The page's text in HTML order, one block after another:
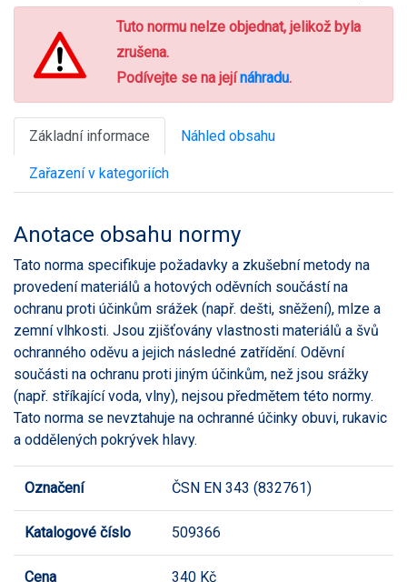
Tuto normu nelze objednat, jelikož byla
zrušena.
Podívejte se na jejínáhradu.
Základní informace Náhled obsahu
Zařazení v kategoriích
Anotace obsahu normy
Tato norma specifikuje požadavky a zkušební metody na
provedení materiálů a hotových oděvních součástí na
ochranu proti účinkům srážek (např. dešti, sněžení), mlze a
zemní vlhkosti. Jsou zjišťovány vlastnosti materiálů a švů
ochranného oděvu a jejich následné zatřídění. Oděvní
součásti na ochranu proti jiným účinkům, než jsou srážky
(např. stříkající voda, vlny), nejsou předmětem této normy.
Tato norma se nevztahuje na ochranné účinky obuvi, rukavic
a oddělených pokrývek hlavy.
Označení ČSN EN 343 (832761)
Katalogové číslo 509366
Cena 340 Kč